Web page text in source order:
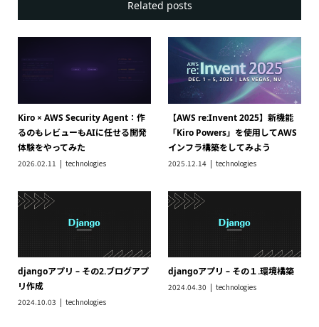
Related posts
Kiro × AWS Security Agent：作
るのもレビューもAIに任せる開発
体験をやってみた
2026.02.11 technologies
【AWS re:Invent 2025】新機能
「Kiro Powers」を使用してAWS
インフラ構築をしてみよう
2025.12.14 technologies
djangoアプリ – その2.ブログアプ
リ作成
2024.10.03 technologies
djangoアプリ – その１.環境構築
2024.04.30 technologies